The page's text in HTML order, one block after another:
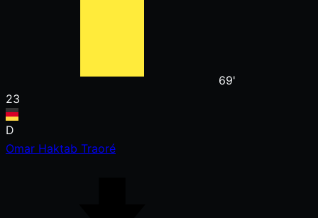
69'
23
D
Omar Haktab Traoré